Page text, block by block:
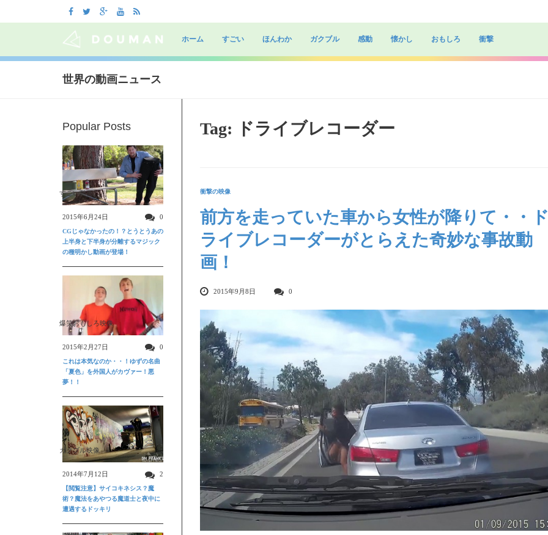
to
ホーム すごい ほんわか ガクブル 感動 懐かし おもしろ 衝撃
世界の動画ニュース
Tag: ドライブレコーダー
衝撃の映像
前方を走っていた車から女性が降りて・・
ライブレコーダーがとらえた奇妙な事故動
画！
2015年9月8日 0
Popular Posts
すごい動画
2015年6月24日 0
CGじゃなかったの！？とうとうあの
上半身と下半身が分離するマジック
の種明かし動画が登場！
爆笑おもしろ映像
2015年2月27日 0
これは本気なのか・・！ゆずの名曲
「夏色」を外国人がカヴァー！悪
夢！！
ガクブル映像
2014年7月12日 2
【閲覧注意】サイコキネシス？魔
術？魔法をあやつる魔道士と夜中に
遭遇するドッキリ